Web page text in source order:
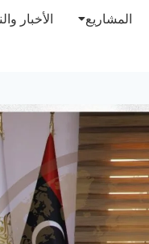
المشاريع الأخبار